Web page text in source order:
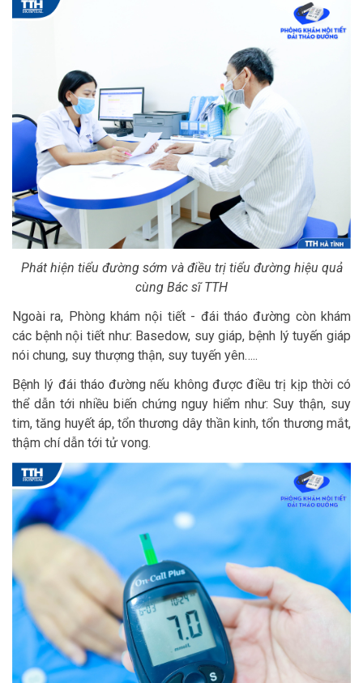
Phát hiện tiểu đường sớm và điều trị tiểu đường hiệu quả
cùng Bác sĩ TTH
Ngoài ra, Phòng khám nội tiết - đái tháo đường còn khám
các bệnh nội tiết như: Basedow, suy giáp, bệnh lý tuyến giáp
nói chung, suy thượng thận, suy tuyến yên…..
Bệnh lý đái tháo đường nếu không được điều trị kịp thời có
thể dẫn tới nhiều biến chứng nguy hiểm như: Suy thận, suy
tim, tăng huyết áp, tổn thương dây thần kinh, tổn thương mắt,
thậm chí dẫn tới tử vong.